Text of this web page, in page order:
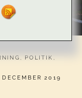
, POLITIK ,
DECEMBER 2019